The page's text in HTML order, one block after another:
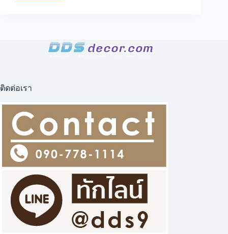
ตกแต่ง
ภาพ
วาด
ลาย
ภูเขา ภาพ
ต้นไม้
สี
ทอง
ติดต่อเรา